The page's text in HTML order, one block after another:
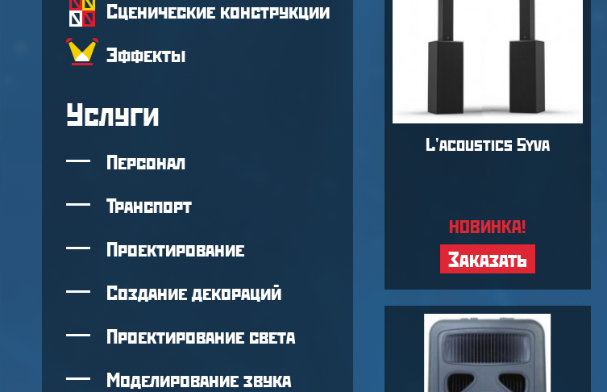
Сценические конструкции
Эффекты
Услуги
Персонал
Транспорт
Проектирование
Создание декораций
Проектирование света
Моделирование звука
L'acoustics Syva
НОВИНКА!
Заказать